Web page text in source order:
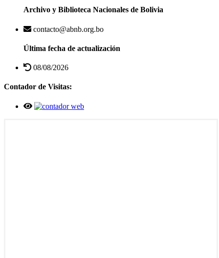
Archivo y Biblioteca Nacionales de Bolivia
contacto@abnb.org.bo
Última fecha de actualización
08/08/2026
Contador de Visitas: